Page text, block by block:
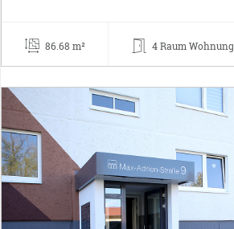
86.68 m² 4 Raum Wohnung